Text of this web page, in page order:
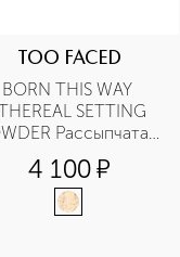
TOO FACED
BORN THIS WAY
SETTING
Рассыпчатая
пудра
для лица
4 100¤